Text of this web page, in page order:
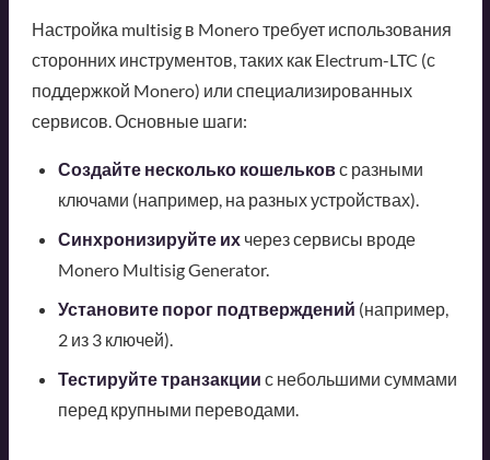
Настройка multisig в Monero требует использования
сторонних инструментов, таких как Electrum-LTC (с
поддержкой Monero) или специализированных
сервисов. Основные шаги:
Создайте несколько кошельковс разными
ключами (например, на разных устройствах).
Синхронизируйте ихчерез сервисы вроде
Monero Multisig Generator.
Установите порог подтверждений (например,
2 из 3 ключей).
Тестируйте транзакции с небольшими суммами
перед крупными переводами.